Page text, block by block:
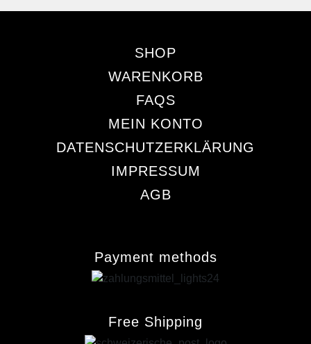
SHOP
WARENKORB
FAQS
MEIN KONTO
DATENSCHUTZERKLÄRUNG
IMPRESSUM
AGB
Payment methods
Free Shipping